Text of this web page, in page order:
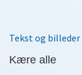
Tekst og
Kære alle